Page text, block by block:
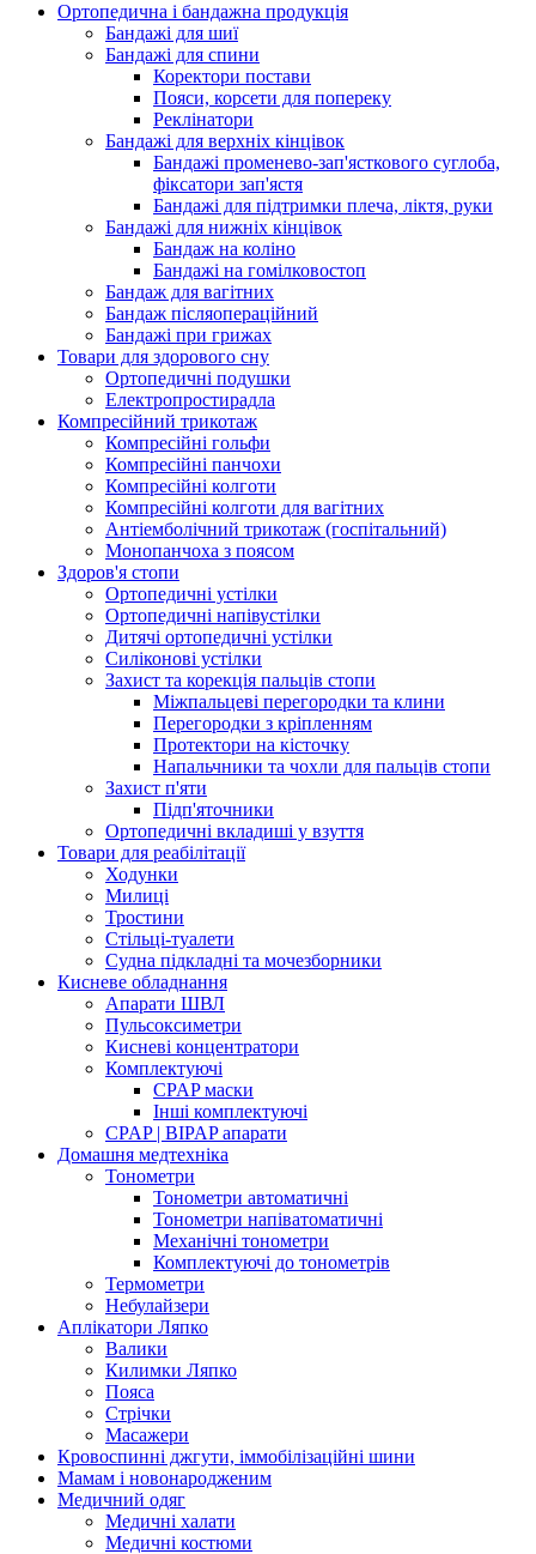
Ортопедична і бандажна продукція
Бандажі для шиї
Бандажі для спини
Коректори постави
Пояси, корсети для попереку
Реклінатори
Бандажі для верхніх кінцівок
Бандажі променево-зап'ясткового суглоба,
фіксатори зап'ястя
Бандажі для підтримки плеча, ліктя, руки
Бандажі для нижніх кінцівок
Бандаж на коліно
Бандажі на гомілковостоп
Бандаж для вагітних
Бандаж післяопераційний
Бандажі при грижах
Товари для здорового сну
Ортопедичні подушки
Електропростирадла
Компресійний трикотаж
Компресійні гольфи
Компресійні панчохи
Компресійні колготи
Компресійні колготи для вагітних
Антіемболічний трикотаж (госпітальний)
Монопанчоха з поясом
Здоров'я стопи
Ортопедичні устілки
Ортопедичні напівустілки
Дитячі ортопедичні устілки
Силіконові устілки
Захист та корекція пальців стопи
Міжпальцеві перегородки та клини
Перегородки з кріпленням
Протектори на кісточку
Напальчники та чохли для пальців стопи
Захист п'яти
Підп'яточники
Ортопедичні вкладиші у взуття
Товари для реабілітації
Ходунки
Милиці
Тростини
Стільці-туалети
Судна підкладні та мочезборники
Кисневе обладнання
Апарати ШВЛ
Пульсоксиметри
Кисневі концентратори
Комплектуючі
CPAP маски
Інші комплектуючі
CPAP | BIPAP апарати
Домашня медтехніка
Тонометри
Тонометри автоматичні
Тонометри напіватоматичні
Механічні тонометри
Комплектуючі до тонометрів
Термометри
Небулайзери
Аплікатори Ляпко
Валики
Килимки Ляпко
Пояса
Стрічки
Масажери
Кровоспинні джгути, іммобілізаційні шини
Мамам і новонародженим
Медичний одяг
Медичні халати
Медичні костюми